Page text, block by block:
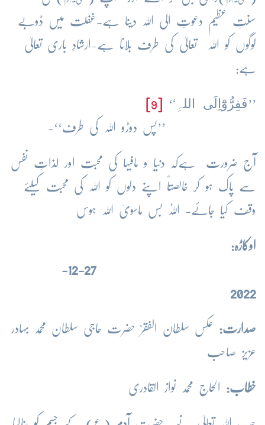
سنتِ عظیم دعوتِ الی اللہ دینا ہے-غفلت میں ڈوبے
لوگوں کو اللہ تعالیٰ کی طرف بلانا ہے-ارشادِ باری تعالیٰ
ہے:
’’ فَفِرُّوْٓاِلَی اللہِ‘‘
’’پس دوڑو اللہ کی طرف‘‘-
آج ضرورت ہےکہ دنیا و مافیہا کی محبت اور لذاتِ نفس
سے پاک ہو کر خالصتاً اپنے دلوں کو اللہ کی محبت کیلئے
وقف کیا جائے- اَللہُ بس ماسویٰ اللہ ہوس
اوکاڑہ:
27-12-
2022
صدارت: عکس سلطان الفقرؒ حضرت حاجی سلطان محمد بہادر
عزیز صاحب
خطاب: الحاج محمد نواز القادری